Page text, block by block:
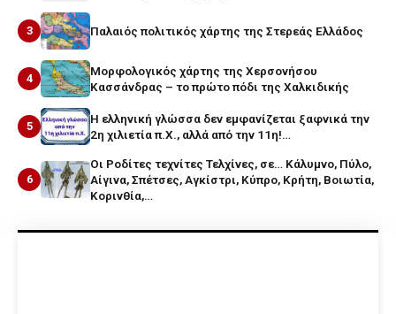
3 Παλαιός πολιτικός χάρτης της Στερεάς Ελλάδος
4
Μορφολογικός χάρτης της Χερσονήσου
Κασσάνδρας – το πρώτο πόδι της Χαλκιδικής
5
Η ελληνική γλώσσα δεν εμφανίζεται ξαφνικά την
2η χιλιετία π.Χ., αλλά από την 11η!…
6
Οι Ροδίτες τεχνίτες Τελχίνες, σε… Κάλυμνο, Πύλο,
Αίγινα, Σπέτσες, Αγκίστρι, Κύπρο, Κρήτη, Βοιωτία,
Κορινθία,…